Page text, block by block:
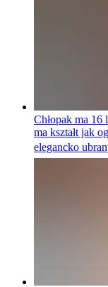
Chłopak ma 16
ma kształt jak
elegancko